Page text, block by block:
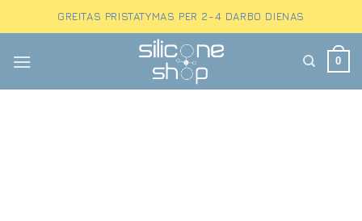
GREITAS PRISTATYMAS PER 2-4 DARBO DIENAS
0